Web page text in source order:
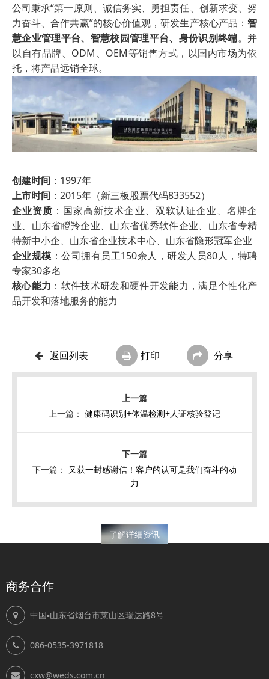
公司秉承“第一原则、诚信务实、勇担责任、创新求变、努
力奋斗、合作共赢”的核心价值观，研发生产核心产品： 智
慧企业管理平台、智慧校园管理平台、身份识别终端。并
以自有品牌、ODM、OEM等销售方式，以国内市场为依
托，将产品远销全球。
创建时间 ：1997年
上市时间 ：2015年（新三板股票代码833552）
企业资质 ：国家高新技术企业、双软认证企业、名牌企
业、山东省瞪羚企业、山东省优秀软件企业、山东省专精
特新中小企、山东省企业技术中心、山东省隐形冠军企业
企业规模 ：公司拥有员工150余人，研发人员80人，特聘
专家30多名
核心能力 ：软件技术研发和硬件开发能力，满足个性化产
品开发和落地服务的能力
返回列表 打印 分享
上一篇： 健康码识别+体温检测+人证核验登记
下一篇：
又获一封感谢信！客户的认可是我们奋斗的动
力
了解详细资讯
商务合作
中国▪山东省烟台市莱山区瑞达路8号
086-0535-3971818
cxw@weds.com.cn